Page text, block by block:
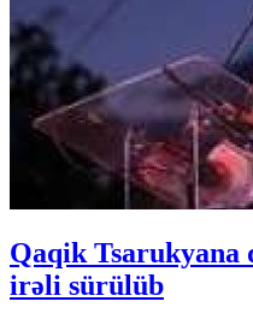
Qaqik Tsarukyana
irəli sürülüb